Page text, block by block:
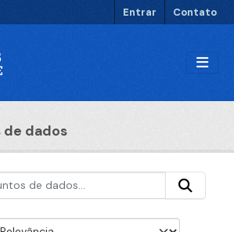
Entrar Contato
de dados